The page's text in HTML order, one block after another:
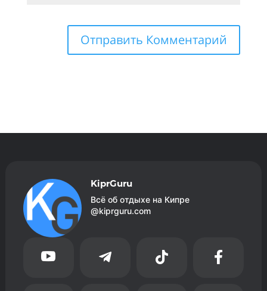
KiprGuru
Всё об отдыхе на Кипре
@kiprguru.com
   